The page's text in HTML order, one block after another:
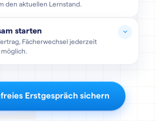
nach Absprache
& unverbindlich
den aktuellen Lernstand.
zum aktuellen Lernstand
starten
Fächerwechsel jederzeit
Erstgespräch sichern